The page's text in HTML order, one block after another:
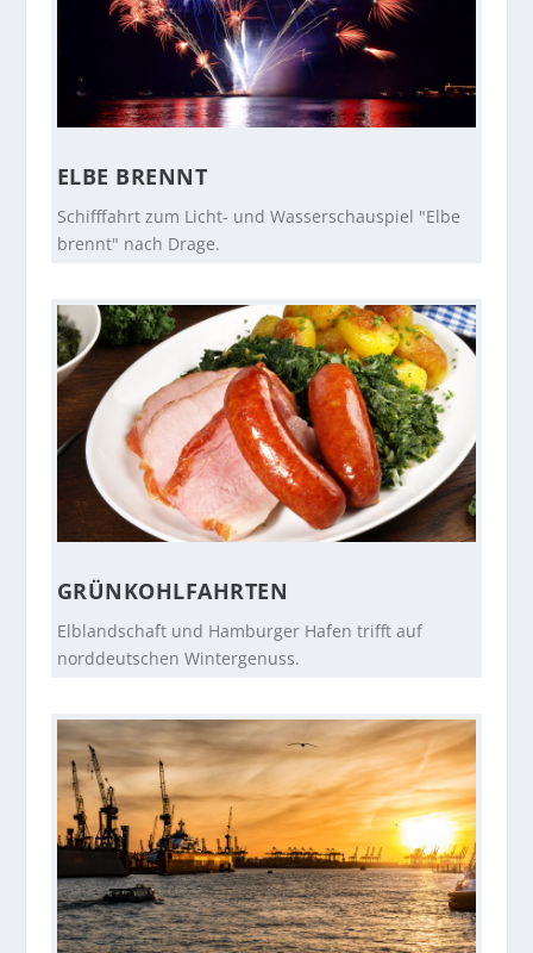
ELBE BRENNT
Schifffahrt zum Licht- und Wasserschauspiel "Elbe
brennt" nach Drage.
GRÜNKOHLFAHRTEN
Elblandschaft und Hamburger Hafen trifft auf
norddeutschen Wintergenuss.